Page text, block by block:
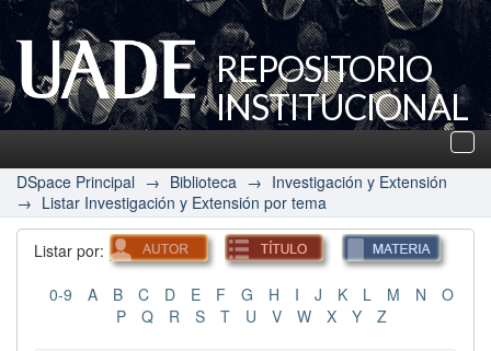
REPOSITORIO
INSTITUCIONAL
UADE
DSpace Principal → Biblioteca → Investigación y Extensión
→ Listar Investigación y Extensión por tema
Listar por:
0-9 A B C D E F G H I J K L M N
O
P
Q R S T U V W X Y Z